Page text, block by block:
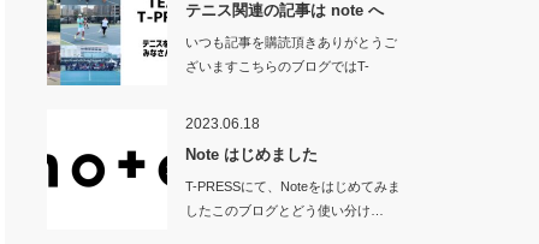
テニス関連の記事は note へ
いつも記事を購読頂きありがとうご
ざいますこちらのブログではT-
2023.06.18
Note はじめました
T-PRESSにて、Noteをはじめてみま
したこのブログとどう使い分け…